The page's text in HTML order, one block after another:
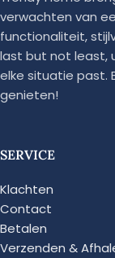
verwachten van
functionaliteit,
last but not least,
elke situatie past.
genieten!
SERVICE
Klachten
Contact
Betalen
Verzenden &